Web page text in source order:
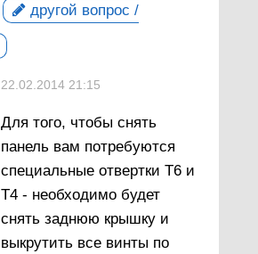
другой вопрос /
22.02.2014 21:15
Для того, чтобы снять
панель вам потребуются
специальные отвертки Т6 и
Т4 - необходимо будет
снять заднюю крышку и
выкрутить все винты по